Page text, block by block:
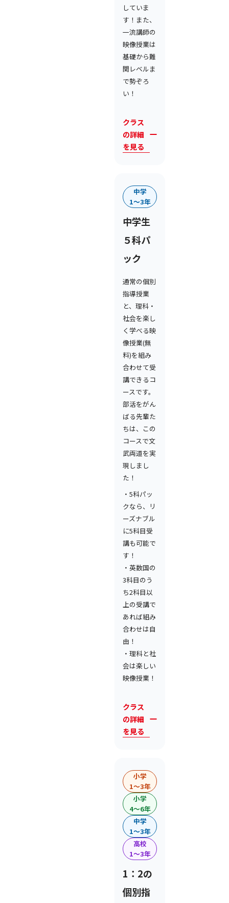
していま
す！また、
一流講師の
映像授業は
基礎から難
関レベルま
で勢ぞろ
い！
クラス
の詳細
を見る
中学
1〜3年
中学生
５科パ
ック
通常の個別
指導授業
と、理科・
社会を楽し
く学べる映
像授業(無
料)を組み
合わせて受
講できるコ
ースです。
部活をがん
ばる先輩た
ちは、この
コースで文
武両道を実
現しまし
た！
・5科パッ
クなら、リ
ーズナブル
に5科目受
講も可能で
す！
・英数国の
3科目のう
ち2科目以
上の受講で
あれば組み
合わせは自
由！
・理科と社
会は楽しい
映像授業！
クラス
の詳細
を見る
小学
1〜3年
小学
4〜6年
中学
1〜3年
高校
1〜3年
1：2の
個別指